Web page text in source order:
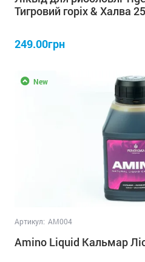
Тигровий горіх & Халва
249.00грн
New
Артикул: AM004
Amino Liquid Кальмар